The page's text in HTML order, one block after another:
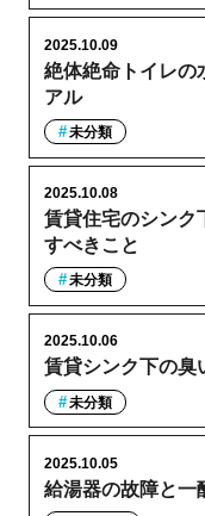
絶体絶命トイレの
アル
2025.10.09
未分類
賃貸住宅のシンク
すべきこと
2025.10.08
未分類
賃貸シンク下の臭
2025.10.06
未分類
給湯器の故障と一
2025.10.05